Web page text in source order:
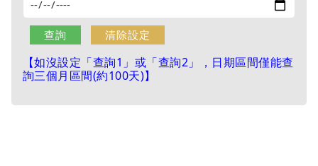
【如沒設定「查詢1」或「查詢2」，日期區間僅能查
詢三個月區間(約100天)】